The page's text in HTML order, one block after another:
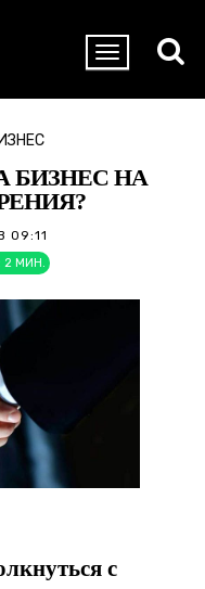
БИЗНЕС НА
09:11
2 МИН.
с